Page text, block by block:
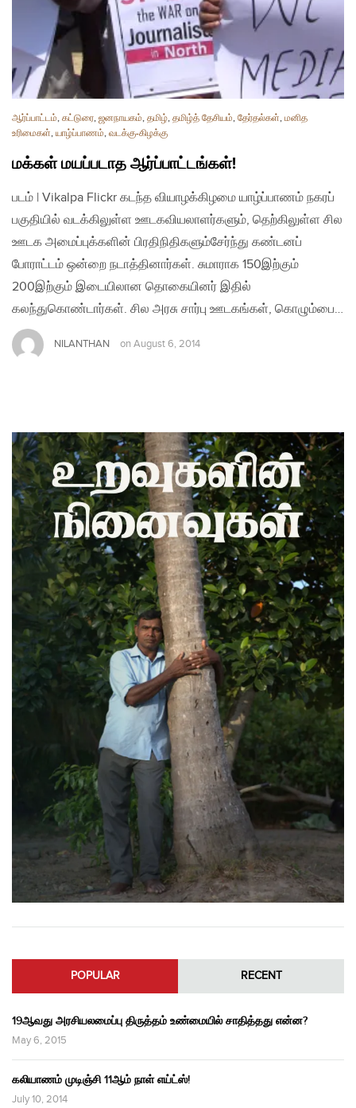
ஆர்ப்பாட்டம், கட்டுரை, ஜனநாயகம், தமிழ், தமிழ்த் தேசியம், தேர்தல்கள், மனித
உரிமைகள், யாழ்ப்பாணம், வடக்கு-கிழக்கு
மக்கள் மயப்படாத ஆர்ப்பாட்டங்கள்!
படம் | Vikalpa Flickr கடந்த வியாழக்கிழமை யாழ்ப்பாணம் நகரப்
பகுதியில் வடக்கிலுள்ள ஊடகவியலாளர்களும், தெற்கிலுள்ள சில
ஊடக அமைப்புக்களின் பிரதிநிதிகளும்சேர்ந்து கண்டனப்
போராட்டம் ஒன்றை நடாத்தினார்கள். சுமாராக 150இற்கும்
200இற்கும் இடையிலான தொகையினர் இதில்
கலந்துகொண்டார்கள். சில அரசு சார்பு ஊடகங்கள், கொழும்பை…
NILANTHAN on August 6, 2014
POPULAR RECENT
19ஆவது அரசியலமைப்பு திருத்தம் உண்மையில் சாதித்தது என்ன?
May 6, 2015
கலியாணம் முடிஞ்சி 11ஆம் நாள் எய்ட்ஸ்!
July 10, 2014